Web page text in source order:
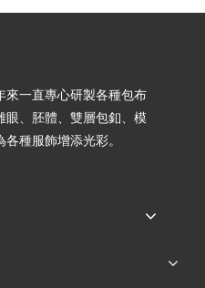
來一直專心研製各種包布
眼、胚體、雙層包釦、模
種服飾增添光彩。